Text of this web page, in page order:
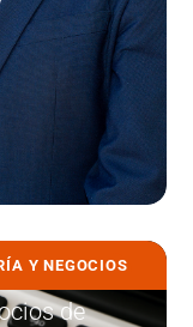
Y NEGOCIOS
de